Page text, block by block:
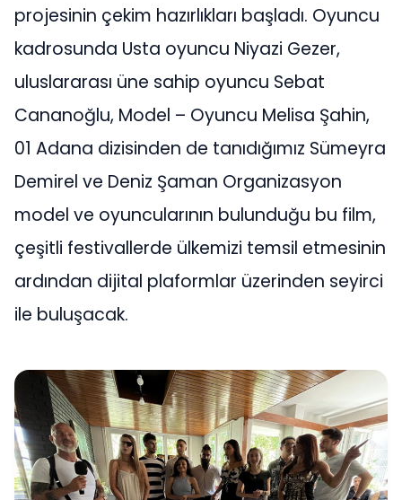
projesinin çekim hazırlıkları başladı. Oyuncu
kadrosunda Usta oyuncu Niyazi Gezer,
uluslararası üne sahip oyuncu Sebat
Cananoğlu, Model – Oyuncu Melisa Şahin,
01 Adana dizisinden de tanıdığımız Sümeyra
Demirel ve Deniz Şaman Organizasyon
model ve oyuncularının bulunduğu bu film,
çeşitli festivallerde ülkemizi temsil etmesinin
ardından dijital plaformlar üzerinden seyirci
ile buluşacak.